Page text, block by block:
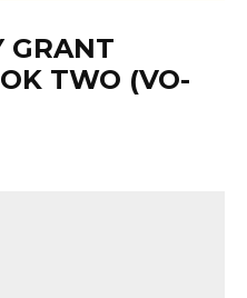
GRANT
TWO (VO-